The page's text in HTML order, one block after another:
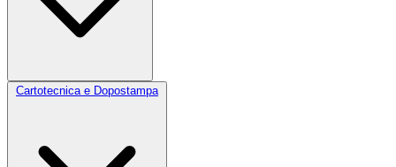
Cartotecnica e Dopostampa